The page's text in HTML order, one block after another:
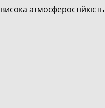
висока атмосферостійкість